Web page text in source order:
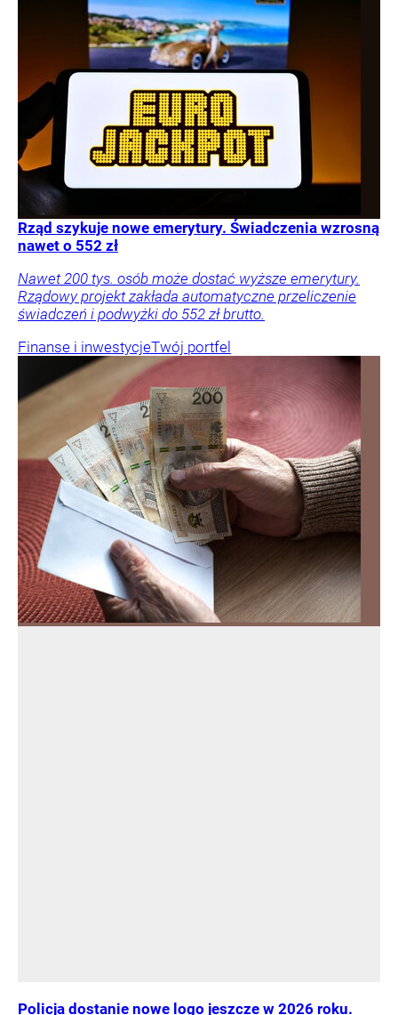
Rząd szykuje nowe emerytury. Świadczenia wzrosną
nawet o 552 zł
Nawet 200 tys. osób może dostać wyższe emerytury.
Rządowy projekt zakłada automatyczne przeliczenie
świadczeń i podwyżki do 552 zł brutto.
Finanse i inwestycjeTwój portfel
Policja dostanie nowe logo jeszcze w 2026 roku.